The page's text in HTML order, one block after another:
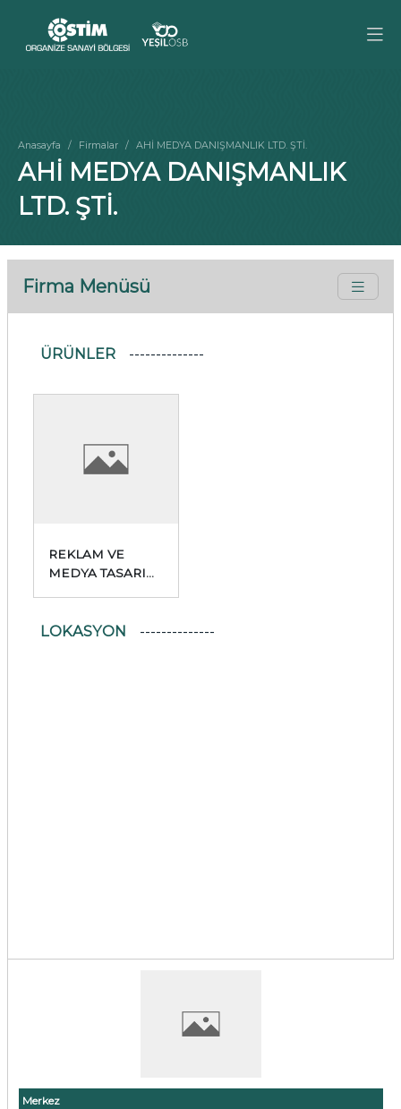
Anasayfa Firmalar AHİ MEDYA DANIŞMANLIK LTD. ŞTİ.
AHİ MEDYA DANIŞMANLIK
LTD. ŞTİ.
Firma Menüsü
Merkez
ÜRÜNLER
REKLAM VE
MEDYA TASARIM
LOKASYON